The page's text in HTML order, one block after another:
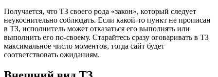
Получается, что ТЗ своего рода «закон», который следует
неукоснительно соблюдать. Если какой-то пункт не прописан
в ТЗ, исполнитель может отказаться его выполнять или
выполнить его по-своему. Старайтесь сразу оговаривать в ТЗ
максимальное число моментов, тогда сайт будет
соответствовать ожиданиям.